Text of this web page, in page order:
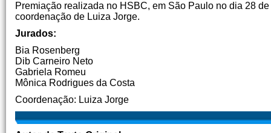
Premiação realizada no HSBC, em São Paulo no dia 28
coordenação de Luiza Jorge.
Jurados:
Bia Rosenberg
Dib Carneiro Neto
Gabriela Romeu
Mônica Rodrigues da Costa
Coordenação: Luiza Jorge